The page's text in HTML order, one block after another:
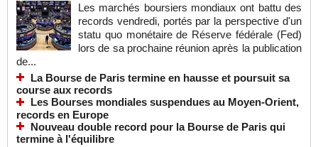
Les marchés boursiers mondiaux ont battu des
records vendredi, portés par la perspective d'un
statu quo monétaire de Réserve fédérale (Fed)
lors de sa prochaine réunion après la publication
de...
La Bourse de Paris termine en hausse et poursuit sa
course aux records
Les Bourses mondiales suspendues au Moyen-Orient,
records en Europe
Nouveau double record pour la Bourse de Paris qui
termine à l'équilibre